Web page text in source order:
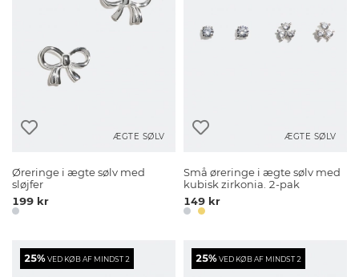
ÆGTE SØLV
Øreringe i ægte sølv med
sløjfer
199 kr
ÆGTE SØLV
Små øreringe i ægte sølv med
kubisk zirkonia. 2-pak
149 kr
25%VED KØB AF MINDST 2 25%VED KØB AF MINDST 2